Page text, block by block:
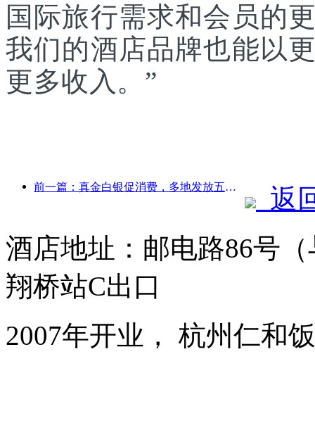
国际旅行需求和会员的
我们的酒店品牌也能以
更多收入。”
前一篇：真金白银促消费，多地发放五一文旅消费券
返
酒店地址：邮电路86号
翔桥站C出口
2007年开业， 杭州仁